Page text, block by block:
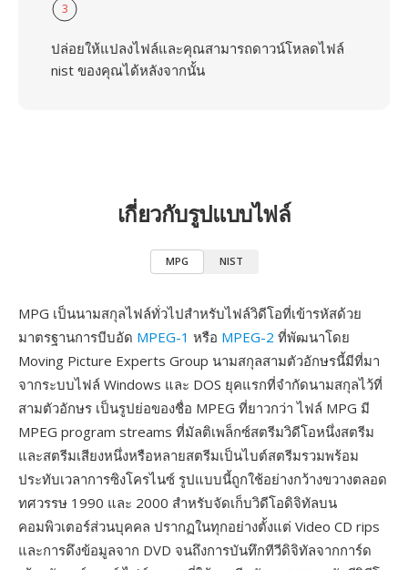
3
ปล่อยให้แปลงไฟล์และคุณสามารถดาวน์โหลดไฟล์
nist ของคุณได้หลังจากนั้น
เกี่ยวกับรูปแบบไฟล์
MPG NIST
MPG เป็นนามสกุลไฟล์ทั่วไปสำหรับไฟล์วิดีโอที่เข้ารหัสด้วย
มาตรฐานการบีบอัด MPEG-1 หรือ MPEG-2 ที่พัฒนาโดย
Moving Picture Experts Group นามสกุลสามตัวอักษรนี้มีที่มา
จากระบบไฟล์ Windows และ DOS ยุคแรกที่จำกัดนามสกุลไว้ที่
สามตัวอักษร เป็นรูปย่อของชื่อ MPEG ที่ยาวกว่า ไฟล์ MPG มี
MPEG program streams ที่มัลติเพล็กซ์สตรีมวิดีโอหนึ่งสตรีม
และสตรีมเสียงหนึ่งหรือหลายสตรีมเป็นไบต์สตรีมรวมพร้อม
ประทับเวลาการซิงโครไนซ์ รูปแบบนี้ถูกใช้อย่างกว้างขวางตลอด
ทศวรรษ 1990 และ 2000 สำหรับจัดเก็บวิดีโอดิจิทัลบน
คอมพิวเตอร์ส่วนบุคคล ปรากฏในทุกอย่างตั้งแต่ Video CD rips
และการดึงข้อมูลจาก DVD จนถึงการบันทึกทีวีดิจิทัลจากการ์ด